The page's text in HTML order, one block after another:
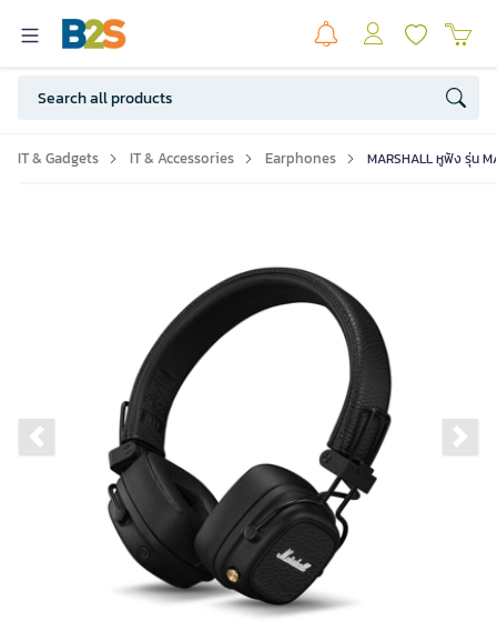
IT & Gadgets IT & Accessories Earphones MARSHALL หูฟัง รุ่น
Previous slide